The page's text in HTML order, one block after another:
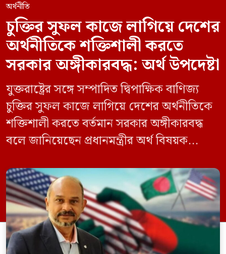
অর্থনীতি
চুক্তির সুফল কাজে লাগিয়ে দেশের
অর্থনীতিকে শক্তিশালী করতে
সরকার অঙ্গীকারবদ্ধ: অর্থ উপদেষ্টা
যুক্তরাষ্ট্রের সঙ্গে সম্পাদিত দ্বিপাক্ষিক বাণিজ্য
চুক্তির সুফল কাজে লাগিয়ে দেশের অর্থনীতিকে
শক্তিশালী করতে বর্তমান সরকার অঙ্গীকারবদ্ধ
বলে জানিয়েছেন প্রধানমন্ত্রীর অর্থ বিষয়ক
(৬ মে) সচিবালয়ে যুক্তরাষ্ট্রের দক্ষিণ ও মধ্য
এশিয়া বিষয়ক সহকারী বাণিজ্য প্রতিনিধি ব্রেন্ডন
লিঞ্চের সঙ্গে এক গুরুত্বপূর্ণ বৈঠক শেষে তিনি এ
কথা বলেন। বৈঠক পরবর্তী সংবাদ সম্মেলনে
[…]